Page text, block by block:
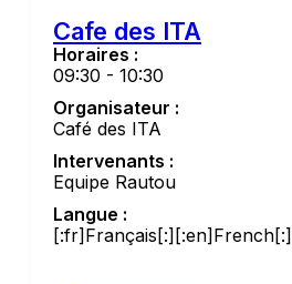
Cafe des ITA
Horaires :
09:30 - 10:30
Organisateur :
Café des ITA
Intervenants :
Equipe Rautou
Langue :
[:fr]Français[:][:en]French[:]